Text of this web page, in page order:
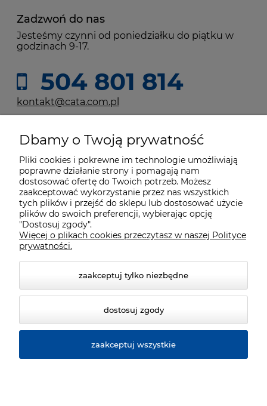
Zadzwoń do nas
Jesteśmy czynni od poniedziałku do piątku w
godzinach 9-17.
504 801 814
kontakt@cata.com.pl
Moje konto
Płatności i dostawa
Informacje
O nas
Dbamy o Twoją prywatność
Pliki cookies i pokrewne im technologie umożliwiają
poprawne działanie strony i pomagają nam
dostosować ofertę do Twoich potrzeb. Możesz
zaakceptować wykorzystanie przez nas wszystkich
tych plików i przejść do sklepu lub dostosować użycie
plików do swoich preferencji, wybierając opcję
"Dostosuj zgody".
Więcej o plikach cookies przeczytasz w naszej Polityce
prywatności.
zaakceptuj tylko niezbędne
dostosuj zgody
zaakceptuj wszystkie